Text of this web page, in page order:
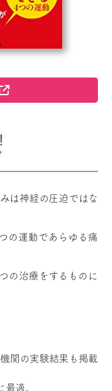
は神経の圧迫ではな
の運動であらゆる痛
の治療をするものに
関の実験結果も掲載
最適。